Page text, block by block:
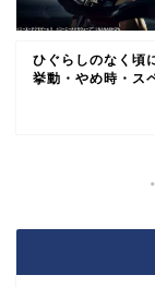
ひぐらしのなく
挙動・やめ時・ス